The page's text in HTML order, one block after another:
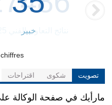
خبير
تصويت شكوى اقتراحات
مارأيك في صفحة الوكالة